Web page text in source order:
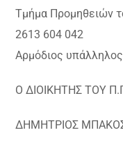
Τμήμα Προμηθειών
2613 604 042
Αρμόδιος
Ο ΔΙΟΙΚΗΤΗΣ ΤΟΥ
ΔΗΜΗΤΡΙΟΣ